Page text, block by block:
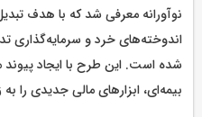
نوآورانه معرفی شد که با هدف
اندوخته‌های خرد و سرمایه‌گذاری
شده است. این طرح با ایجاد
بیمه‌ای، ابزارهای مالی جدیدی را